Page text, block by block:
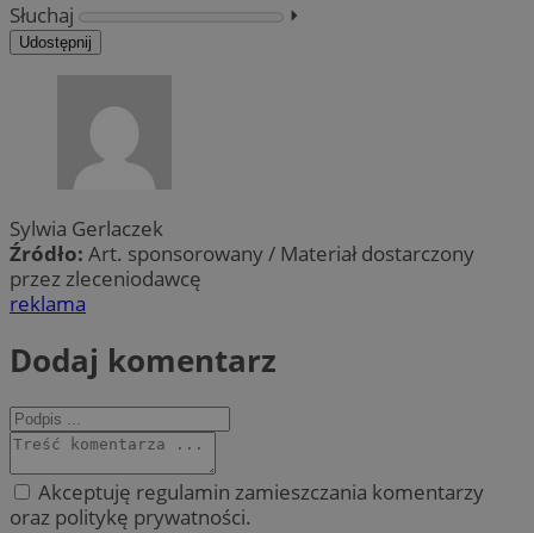
Słuchaj
⏵︎
Udostępnij
Sylwia Gerlaczek
Źródło: Art. sponsorowany / Materiał dostarczony
przez zleceniodawcę
reklama
Dodaj komentarz
Akceptuję regulamin zamieszczania komentarzy
oraz politykę prywatności.